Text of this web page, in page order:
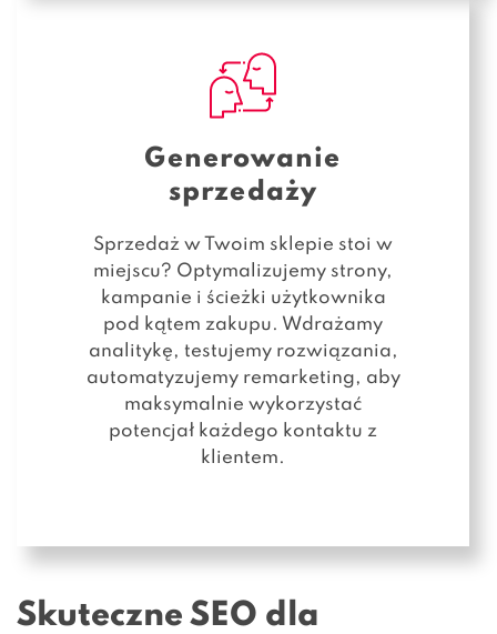
Generowanie
sprzedaży
Sprzedaż w Twoim sklepie stoi w
miejscu? Optymalizujemy strony,
kampanie i ścieżki użytkownika
pod kątem zakupu. Wdrażamy
analitykę, testujemy rozwiązania,
automatyzujemy remarketing, aby
maksymalnie wykorzystać
potencjał każdego kontaktu z
klientem.
Skuteczne SEO dla